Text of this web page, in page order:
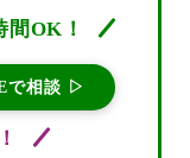
間OK！
で相談 ▷